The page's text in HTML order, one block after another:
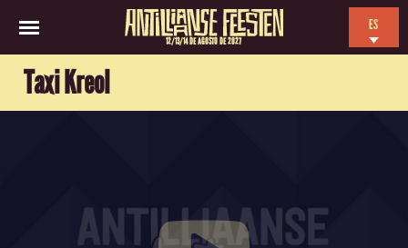
12/13/14 DE AGOSTO DE 2027
ES
Taxi Kreol